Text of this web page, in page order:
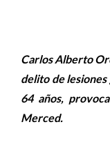
Carlos Alberto
delito de
64 años,
Merced.